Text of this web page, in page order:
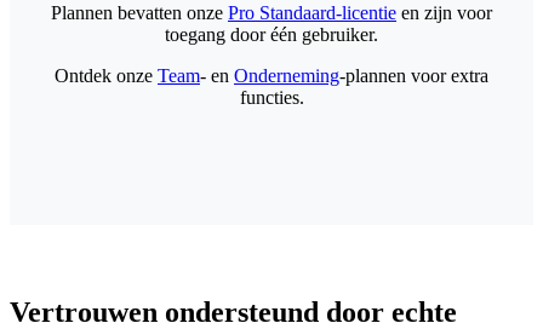
Plannen bevatten onze Pro Standaard-licentie en zijn voor
toegang door één gebruiker.
Ontdek onze Team- en Onderneming-plannen voor extra
functies.
Vertrouwen ondersteund door echte